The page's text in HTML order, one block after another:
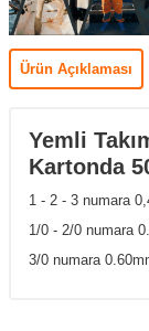
Ürün Açıklaması
Yemli
Kartonda
1 - 2 - 3 numara
1/0 - 2/0 numara
3/0 numara